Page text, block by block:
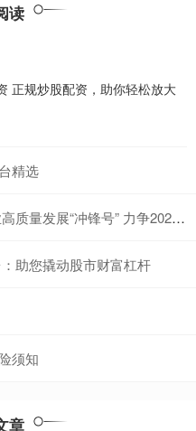
读
正规炒股配资，助你轻松放大
精选
争2027年战略性新兴产业总产值突破800亿元
助您撬动股市财富杠杆
须知
章